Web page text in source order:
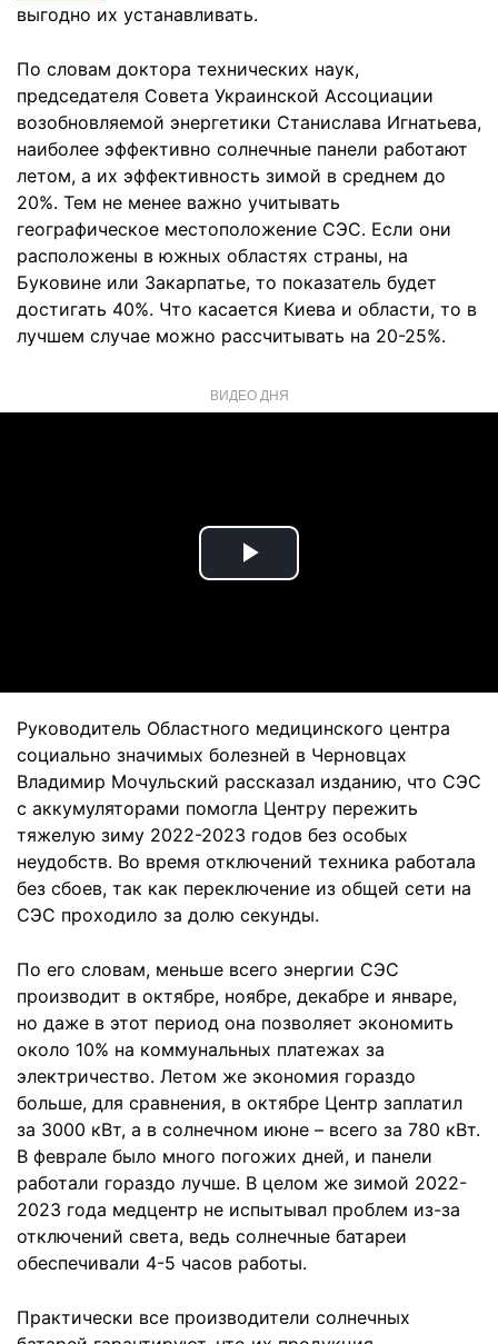
выгодно их устанавливать.
По словам доктора технических наук,
председателя Совета Украинской Ассоциации
возобновляемой энергетики Станислава Игнатьева,
наиболее эффективно солнечные панели работают
летом, а их эффективность зимой в среднем до
20%. Тем не менее важно учитывать
географическое местоположение СЭС. Если они
расположены в южных областях страны, на
Буковине или Закарпатье, то показатель будет
достигать 40%. Что касается Киева и области, то в
лучшем случае можно рассчитывать на 20-25%.
ВИДЕО ДНЯ
Play
Руководитель Областного медицинского центра
социально значимых болезней в Черновцах
Владимир Мочульский рассказал изданию, что СЭС
с аккумуляторами помогла Центру пережить
тяжелую зиму 2022-2023 годов без особых
неудобств. Во время отключений техника работала
без сбоев, так как переключение из общей сети на
СЭС проходило за долю секунды.
По его словам, меньше всего энергии СЭС
производит в октябре, ноябре, декабре и январе,
но даже в этот период она позволяет экономить
около 10% на коммунальных платежах за
электричество. Летом же экономия гораздо
больше, для сравнения, в октябре Центр заплатил
за 3000 кВт, а в солнечном июне – всего за 780 кВт.
В феврале было много погожих дней, и панели
работали гораздо лучше. В целом же зимой 2022-
2023 года медцентр не испытывал проблем из-за
отключений света, ведь солнечные батареи
обеспечивали 4-5 часов работы.
Практически все производители солнечных